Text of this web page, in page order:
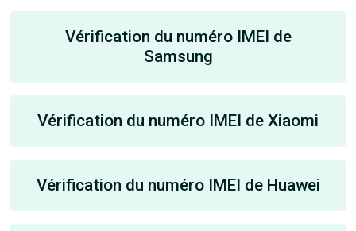
Vérification du numéro IMEI de
Samsung
Vérification du numéro IMEI de Xiaomi
Vérification du numéro IMEI de Huawei